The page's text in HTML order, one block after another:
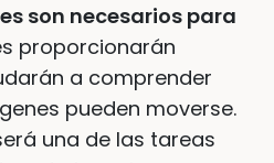
son necesarios para
proporcionarán
a comprender
pueden moverse.
una de las tareas